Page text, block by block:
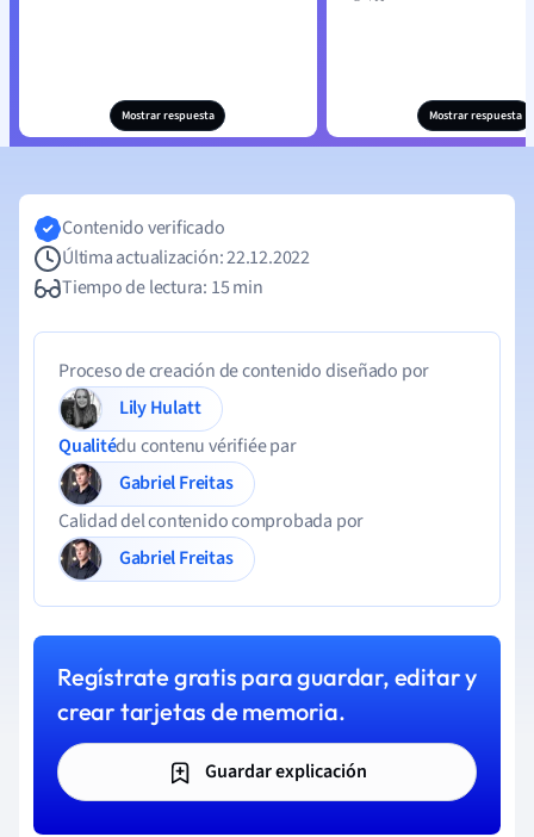
Mostrar respuesta Mostrar respuesta
Contenido verificado
Última actualización: 22.12.2022
Tiempo de lectura: 15 min
Proceso de creación de contenido diseñado por
Lily Hulatt
Qualitédu contenu vérifiée par
Gabriel Freitas
Calidad del contenido comprobada por
Gabriel Freitas
Regístrate gratis para guardar, editar y
crear tarjetas de memoria.
Guardar explicación